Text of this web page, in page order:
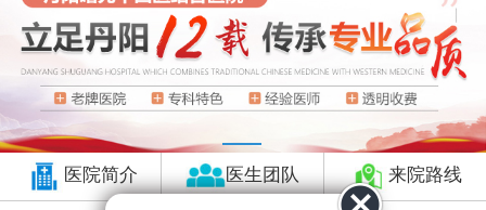
医院简介 医生团队 来院路线